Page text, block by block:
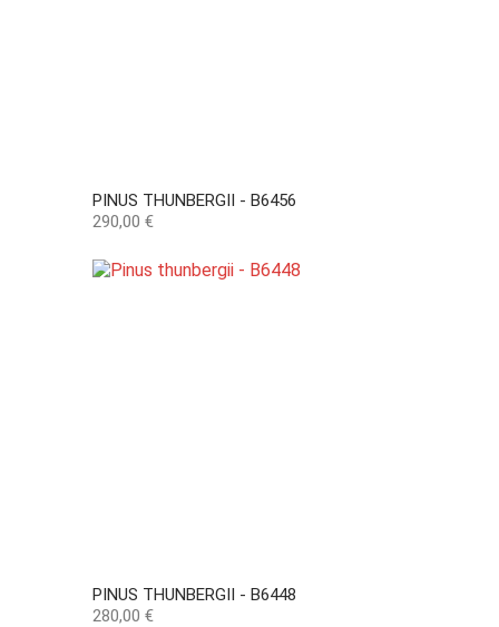
PINUS THUNBERGII - B6456
Precio
290,00 €
PINUS THUNBERGII - B6448
Precio
280,00 €